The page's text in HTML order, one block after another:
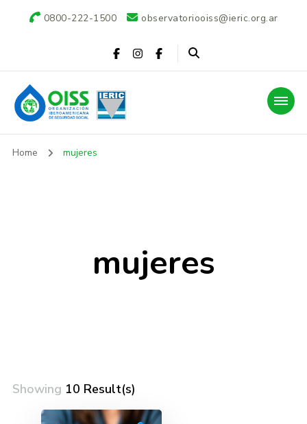
0800-222-1500 observatoriooiss@ieric.org.ar
Observatorio OISS-
IERIC
Home mujeres
mujeres
Showing 10 Result(s)